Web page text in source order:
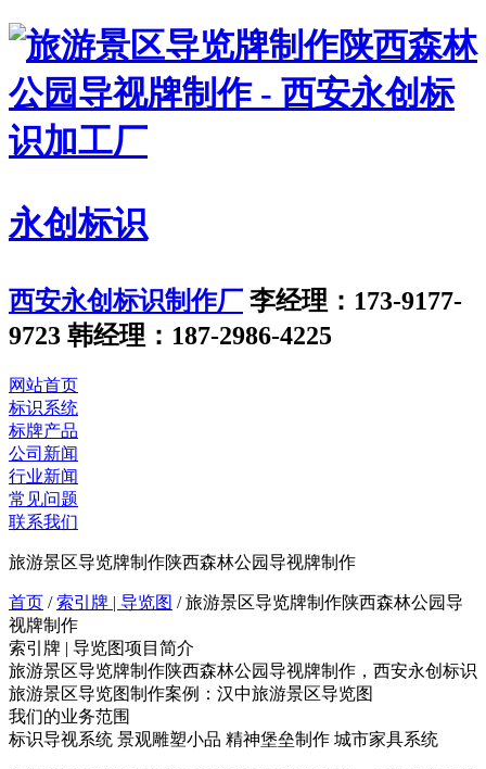
永创标识
西安永创标识制作厂 李经理：173-9177-
9723 韩经理：187-2986-4225
网站首页
标识系统
标牌产品
公司新闻
行业新闻
常见问题
联系我们
旅游景区导览牌制作陕西森林公园导视牌制作
首页 / 索引牌 | 导览图 /旅游景区导览牌制作陕西森林公园导
视牌制作
索引牌 | 导览图项目简介
旅游景区导览牌制作陕西森林公园导视牌制作，西安永创标识
旅游景区导览图制作案例：汉中旅游景区导览图
我们的业务范围
标识导视系统 景观雕塑小品 精神堡垒制作 城市家具系统